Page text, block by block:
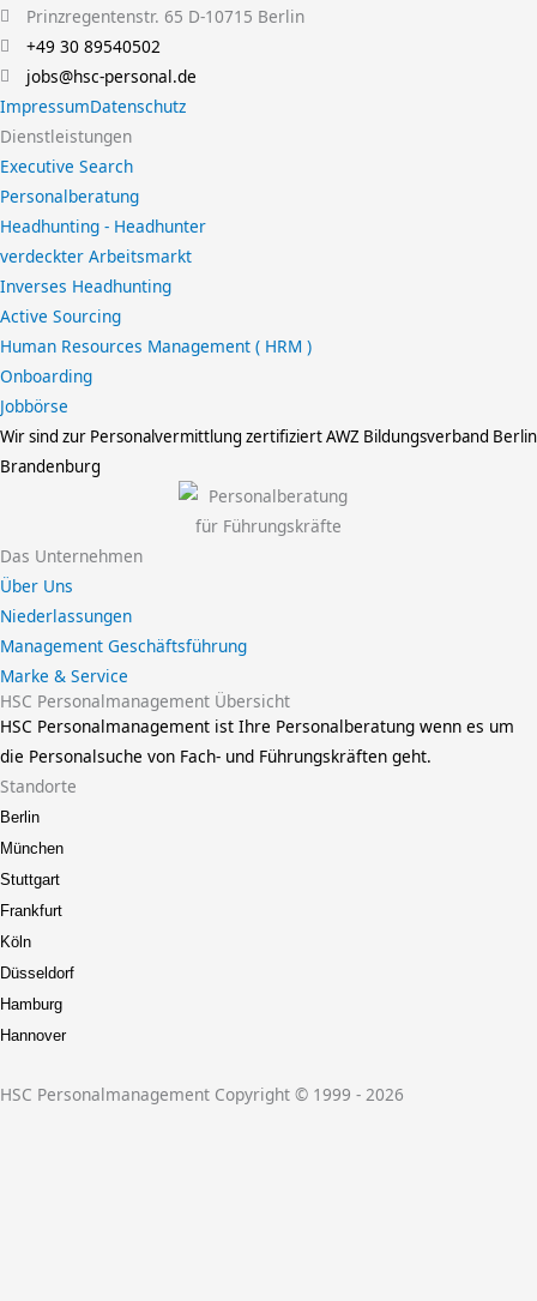
Prinzregentenstr. 65 D-10715 Berlin
+49 30 89540502
jobs@hsc-personal.de
ImpressumDatenschutz
Dienstleistungen
Executive Search
Personalberatung
Headhunting - Headhunter
verdeckter Arbeitsmarkt
Inverses Headhunting
Active Sourcing
Human Resources Management ( HRM )
Onboarding
Jobbörse
Wir sind zur Personalvermittlung zertifiziertAWZ Bildungsverband Berlin
Brandenburg
Das Unternehmen
Über Uns
Niederlassungen
Management Geschäftsführung
Marke & Service
HSC Personalmanagement Übersicht
HSC Personalmanagement ist Ihre Personalberatung wenn es um
die Personalsuche von Fach- und Führungskräften geht.
Standorte
Berlin
München
Stuttgart
Frankfurt
Köln
Düsseldorf
Hamburg
Hannover
HSC Personalmanagement Copyright © 1999 - 2026